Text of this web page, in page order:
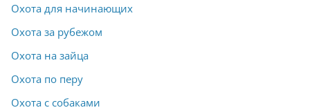
Охота для начинающих
Охота за рубежом
Охота на зайца
Охота по перу
Охота с собаками